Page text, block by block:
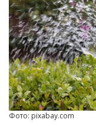
Фото: pixabay.com